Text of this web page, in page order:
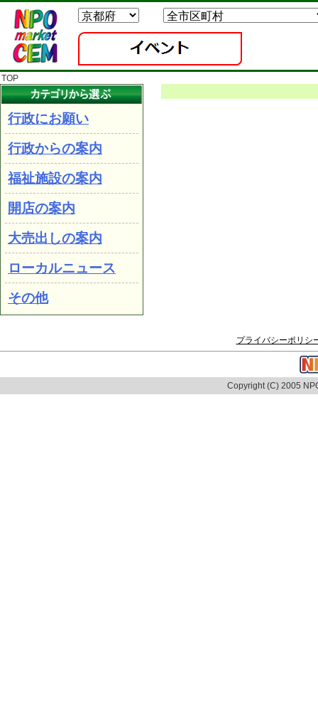
TOP
行政にお願い
行政からの案内
福祉施設の案内
開店の案内
大売出しの案内
ローカルニュース
その他
プライバシーポリシ
Copyright (C) 2005